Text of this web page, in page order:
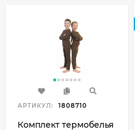
АРТИКУЛ: 1808710
Комплект термобелья